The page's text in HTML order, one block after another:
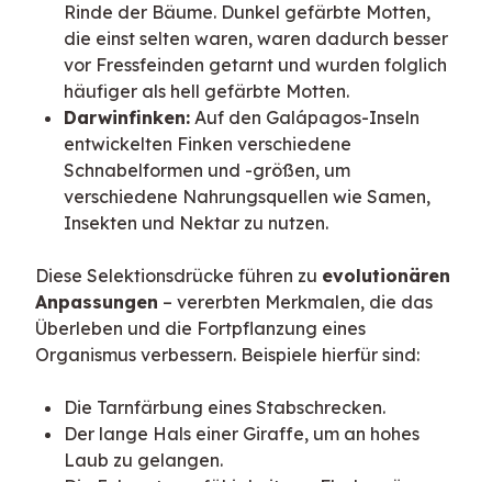
Rinde der Bäume. Dunkel gefärbte Motten,
die einst selten waren, waren dadurch besser
vor Fressfeinden getarnt und wurden folglich
häufiger als hell gefärbte Motten.
Darwinfinken: Auf den Galápagos-Inseln
entwickelten Finken verschiedene
Schnabelformen und -größen, um
verschiedene Nahrungsquellen wie Samen,
Insekten und Nektar zu nutzen.
Diese Selektionsdrücke führen zu evolutionären
Anpassungen – vererbten Merkmalen, die das
Überleben und die Fortpflanzung eines
Organismus verbessern. Beispiele hierfür sind:
Die Tarnfärbung eines Stabschrecken.
Der lange Hals einer Giraffe, um an hohes
Laub zu gelangen.